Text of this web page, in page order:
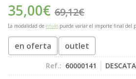
35,00€ 69,12€
La modalidad de envío puede variar el importe final del
en oferta outlet
Ref.: 60000141